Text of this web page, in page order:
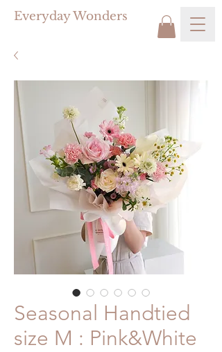
Everyday Wonders
Seasonal Handtied
size M : Pink&White